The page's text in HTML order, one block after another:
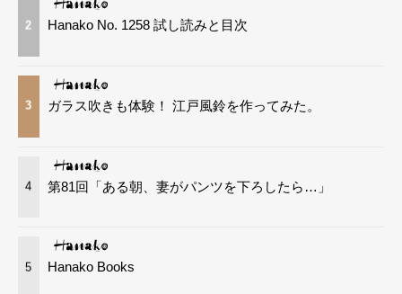
2 Hanako No. 1258 試し読みと目次
3 ガラス吹きも体験！ 江戸風鈴を作ってみた。
4 第81回「ある朝、妻がパンツを下ろしたら…」
5 Hanako Books